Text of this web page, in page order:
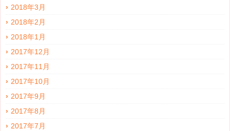
2018年3月
2018年2月
2018年1月
2017年12月
2017年11月
2017年10月
2017年9月
2017年8月
2017年7月